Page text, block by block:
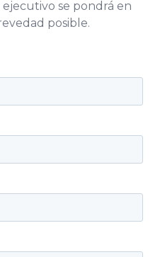
se pondrá en
posible.